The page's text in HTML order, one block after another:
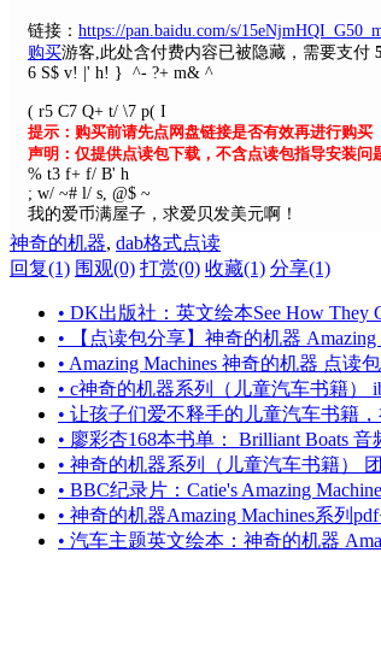
链接： https://pan.baidu.com/s/
购买游客,此处含付费内容已被隐藏，需要支付
6 S$ v! |' h! } ^- ?+ m& ^
( r5 C7 Q+ t/ \7 p( I
提示：购买前请先点网盘链接是否有效再进行购买
声明：仅提供点读包下载，不含点读包指导安装问
% t3 f+ f/ B' h
; w/ ~# l/ s, @$ ~
我的爱币满屋子，求爱贝发美元啊！
神奇的机器, dab格式点读
回复(1) 围观(0) 打赏(0) 收藏(1) 分享(1)
• DK出版社：英文绘本See How They
• 【点读包分享】神奇的机器 Amazing
• Amazing Machines 神奇的机器 点读
• c神奇的机器系列（儿童汽车书籍）
• 让孩子们爱不释手的儿童汽车书籍
• 廖彩杏168本书单： Brilliant Boats 音
• 神奇的机器系列（儿童汽车书籍）
• BBC纪录片：Catie's Amazing
• 神奇的机器Amazing Machines系列
• 汽车主题英文绘本：神奇的机器